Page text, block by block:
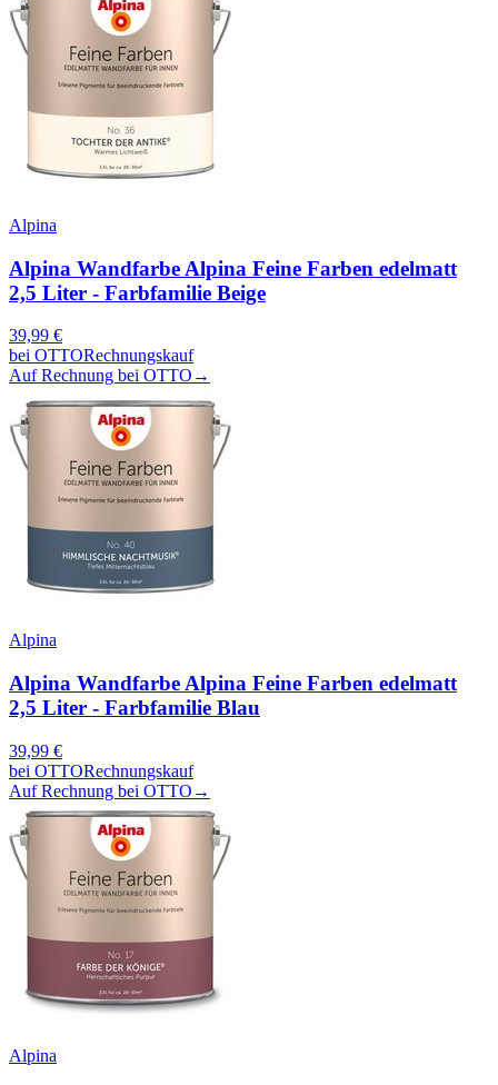
Alpina
Alpina Wandfarbe Alpina Feine Farben edelmatt
2,5 Liter - Farbfamilie Beige
39,99 €
bei OTTORechnungskauf
Auf Rechnung bei OTTO →
Alpina
Alpina Wandfarbe Alpina Feine Farben edelmatt
2,5 Liter - Farbfamilie Blau
39,99 €
bei OTTORechnungskauf
Auf Rechnung bei OTTO →
Alpina